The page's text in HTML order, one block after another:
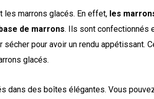
les marrons glacés. En effet, les
de marrons. Ils sont confectionnés
pour avoir un rendu appétissant.
glacés.
dans des boîtes élégantes. Vous